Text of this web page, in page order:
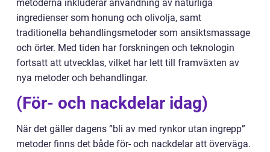
metoderna inkluderar användning av naturliga
ingredienser som honung och olivolja, samt
traditionella behandlingsmetoder som ansiktsmassage
och örter. Med tiden har forskningen och teknologin
fortsatt att utvecklas, vilket har lett till framväxten av
nya metoder och behandlingar.
(För- och nackdelar idag)
När det gäller dagens ”bli av med rynkor utan ingrepp”
metoder finns det både för- och nackdelar att överväga.